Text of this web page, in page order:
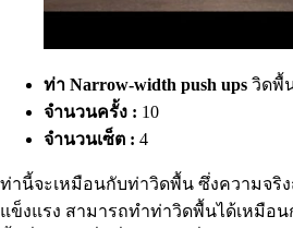
ท่า Narrow-width push ups วิดพื้
จำนวนครั้ง : 10
จำนวนเซ็ต : 4
ท่านี้จะเหมือนกับท่าวิดพื้น ซึ่งความจริ
แข็งแรง สามารถทำท่าวิดพื้นได้เหมือ